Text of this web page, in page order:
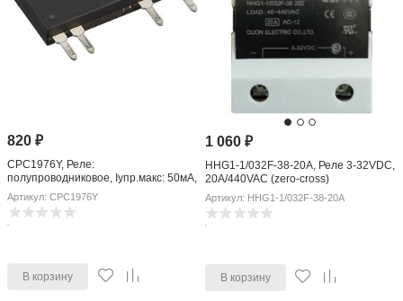
820₽
CPC1976Y, Реле:
полупроводниковое, Iупр.макс: 50мА,
2А, макс.240ВAC, THT
Артикул: CPC1976Y
В корзину
1 060 ₽
HHG1-1/032F-38-20A, Реле 3-32VDC,
20A/440VAC (zero-cross)
Артикул: HHG1-1/032F-38-20A
В корзину